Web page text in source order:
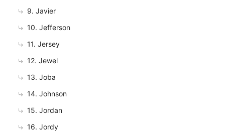
9. Javier
10. Jefferson
11. Jersey
12. Jewel
13. Joba
14. Johnson
15. Jordan
16. Jordy